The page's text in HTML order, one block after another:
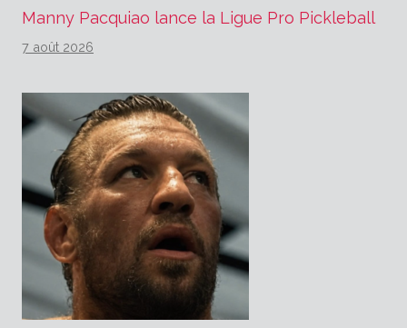
Manny Pacquiao lance la Ligue Pro Pickleball
7 août 2026